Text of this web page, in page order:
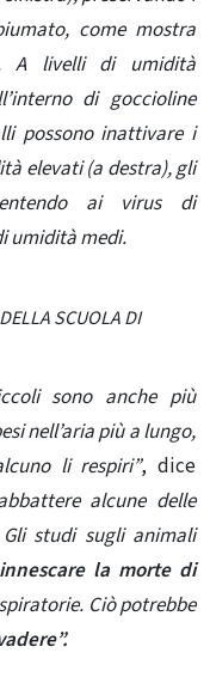
come mostra
A livelli di umidità
di goccioline
possono inattivare i
elevati (a destra), gli
ai virus di
umidità medi.
SCUOLA DI
sono anche più
nell’aria più a lungo,
li respiri”, dice
alcune delle
studi sugli animali
la morte di
Ciò potrebbe